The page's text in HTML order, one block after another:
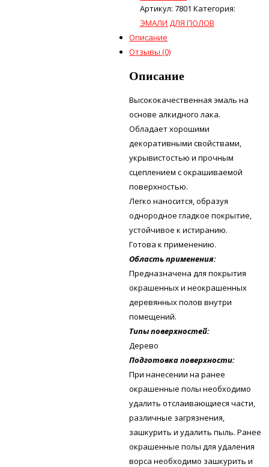
Артикул: 7801 Категория:
ЭМАЛИ ДЛЯ ПОЛОВ
Описание
Отзывы (0)
Описание
Высококачественная эмаль на
основе алкидного лака.
Обладает хорошими
декоративными свойствами,
укрывистостью и прочным
сцеплением с окрашиваемой
поверхностью.
Легко наносится, образуя
однородное гладкое покрытие,
устойчивое к истиранию.
Готова к применению.
Область применения:
Предназначена для покрытия
окрашенных и неокрашенных
деревянных полов внутри
помещений.
Типы поверхностей:
Дерево
Подготовка поверхности:
При нанесении на ранее
окрашенные полы необходимо
удалить отслаивающиеся части,
различные загрязнения,
зашкурить и удалить пыль. Ранее
окрашенные полы для удаления
ворса необходимо зашкурить и